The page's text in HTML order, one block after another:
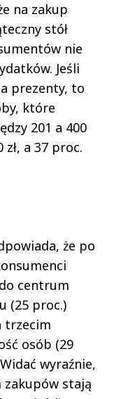
na zakup
stół
nie
Jeśli
prezenty, to
które
201 a 400
a 37 proc.
że po
centrum
(25 proc.)
trzecim
osób (29
wyraźnie,
zakupów stają